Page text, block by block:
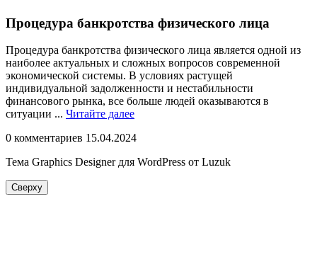
Процедура банкротства физического лица
Процедура банкротства физического лица является одной из
наиболее актуальных и сложных вопросов современной
экономической системы. В условиях растущей
индивидуальной задолженности и нестабильности
финансового рынка, все больше людей оказываются в
ситуации ... Читайте далееЧитайте
0 комментариев 15.04.2024
Тема Graphics Designer для WordPress от Luzuk
Сверху